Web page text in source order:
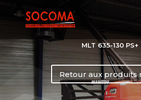
MLT 635-130 PS+
Retour aux produits